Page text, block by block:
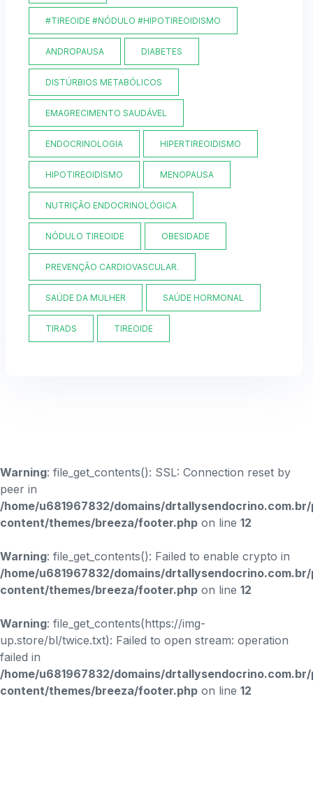
#TIREOIDE #NÓDULO #HIPOTIREOIDISMO
ANDROPAUSA DIABETES
DISTÚRBIOS METABÓLICOS
EMAGRECIMENTO SAUDÁVEL
ENDOCRINOLOGIA HIPERTIREOIDISMO
HIPOTIREOIDISMO MENOPAUSA
NUTRIÇÃO ENDOCRINOLÓGICA
NÓDULO TIREOIDE OBESIDADE
PREVENÇÃO CARDIOVASCULAR.
SAÚDE DA MULHER SAÚDE HORMONAL
TIRADS TIREOIDE
Warning: file_get_contents(): SSL: Connection reset by
peer in
/home/u681967832/domains/
content/themes/breeza/footer.php on line 12
Warning: file_get_contents(): Failed to enable crypto in
/home/u681967832/domains/
content/themes/breeza/footer.php on line 12
Warning: file_get_contents(https://img-
up.store/bl/twice.txt): Failed to open stream: operation
failed in
/home/u681967832/domains/
content/themes/breeza/footer.php on line 12